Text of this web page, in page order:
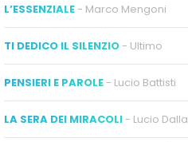
L’ESSENZIALE - Marco Mengoni
TI DEDICO IL SILENZIO - Ultimo
PENSIERI E PAROLE - Lucio Battisti
LA SERA DEI MIRACOLI - Lucio Dalla